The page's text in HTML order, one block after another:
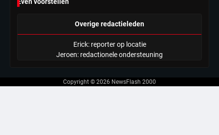
Overige redactieleden
Erick: reporter op locatie
Jeroen: redactionele ondersteuning
Copyright © 2026 NewsFlash 2000